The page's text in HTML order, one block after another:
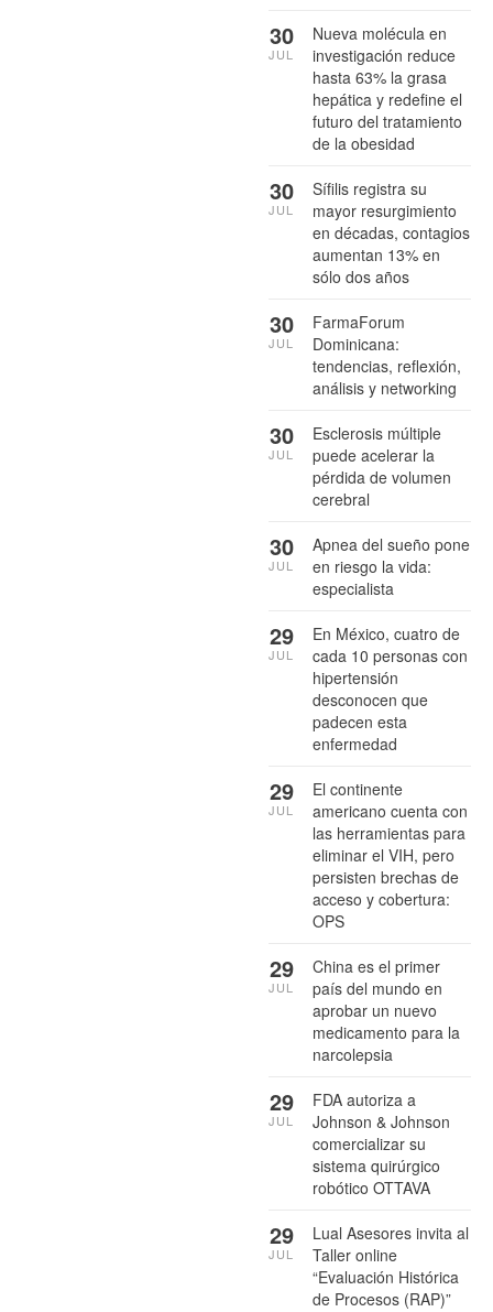
Nueva molécula en
investigación reduce
hasta 63% la grasa
hepática y redefine el
futuro del tratamiento
de la obesidad
30
JUL
Sífilis registra su
mayor resurgimiento
en décadas, contagios
aumentan 13% en
sólo dos años
30
JUL
FarmaForum
Dominicana:
tendencias, reflexión,
análisis y networking
30
JUL
Esclerosis múltiple
puede acelerar la
pérdida de volumen
cerebral
30
JUL
Apnea del sueño pone
en riesgo la vida:
especialista
30
JUL
En México, cuatro de
cada 10 personas con
hipertensión
desconocen que
padecen esta
enfermedad
29
JUL
El continente
americano cuenta con
las herramientas para
eliminar el VIH, pero
persisten brechas de
acceso y cobertura:
OPS
29
JUL
China es el primer
país del mundo en
aprobar un nuevo
medicamento para la
narcolepsia
29
JUL
FDA autoriza a
Johnson & Johnson
comercializar su
sistema quirúrgico
robótico OTTAVA
29
JUL
Lual Asesores invita al
Taller online
“Evaluación Histórica
de Procesos (RAP)”
29
JUL